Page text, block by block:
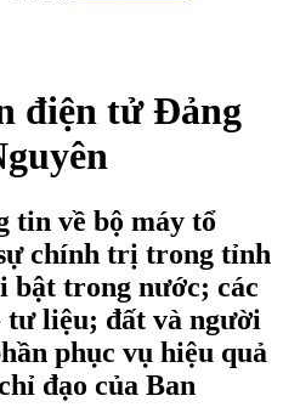
điện tử Đảng
tin về bộ máy tổ
chính trị trong tỉnh
bật trong nước; các
tư liệu; đất và người
phục vụ hiệu quả
đạo của Ban